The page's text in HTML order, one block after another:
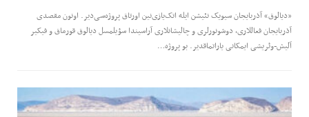
«دیالوق» آذربایجان سیویک نئیشن ایله اتک‌یازی‌نین اورتاق پروژه‌سی‌دیر. اونون مقصدی
آذربایجان فعاللاری، دوشونورلری و چالیشانلاری آراسیندا سؤیلمسل دیالوق قورماق و فیکیر
آلیش-وئریشی ایمکانی یاراتماقدیر. بو پروژه…